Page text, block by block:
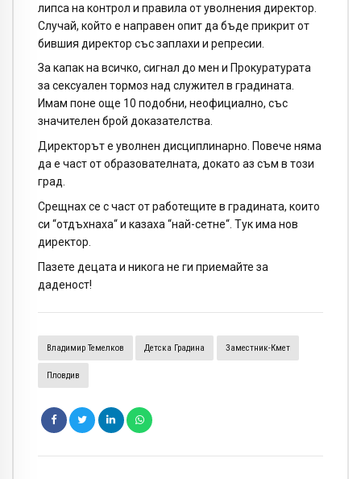
липса на контрол и правила от уволнения директор.
Случай, който е направен опит да бъде прикрит от
бившия директор със заплахи и репресии.
За капак на всичко, сигнал до мен и Прокуратурата
за сексуален тормоз над служител в градината.
Имам поне още 10 подобни, неофициално, със
значителен брой доказателства.
Директорът е уволнен дисциплинарно. Повече няма
да е част от образователната, докато аз съм в този
град.
Срещнах се с част от работещите в градината, които
си “отдъхнаха“ и казаха “най-сетне“. Тук има нов
директор.
Пазете децата и никога не ги приемайте за
даденост!
Владимир Темелков Детска Градина Заместник-Кмет
Пловдив